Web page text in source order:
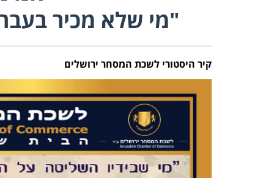
"מי שלא מכיר בעבר
קיר היסטורי לשכת המסחר ירושלים